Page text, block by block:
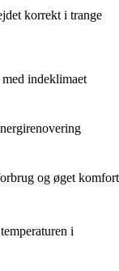
korrekt i trange
indeklimaet
og øget komfort
i